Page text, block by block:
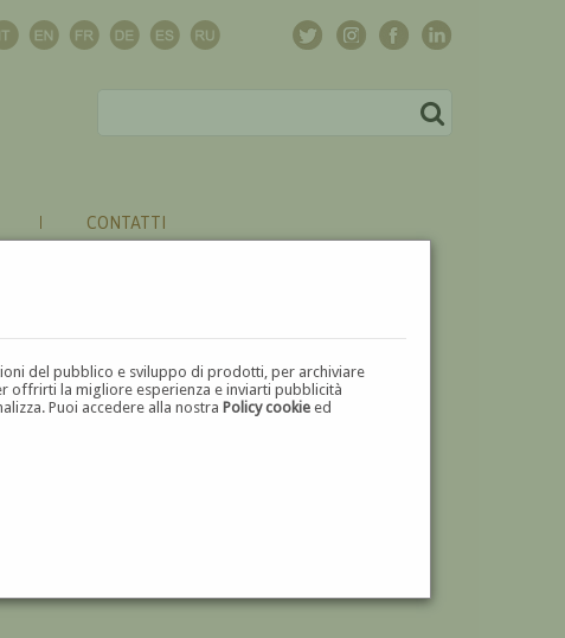
del pubblico e sviluppo di prodotti, per archiviare
offrirti la migliore esperienza e inviarti pubblicità
Puoi accedere alla nostraPolicy cookie ed
CONTATTI
T U V W X Y Z